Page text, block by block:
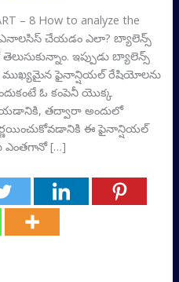
– 8 How to analyze the
ఎనాలసిస్ చేయడం ఎలా? బ్యాలెన్స్
ఇప్పుడు బ్యాలెన్స్‌
ఫైనాన్షియల్ రేషియోలను
ఓ కంపెనీ యొక్క
తద్వారా అందులో
ఈ ఫైనాన్షియల్‌
ఎంతగానో […]